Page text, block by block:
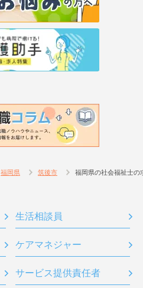
福岡県 筑後市 福岡県の社会福祉士の
生活相談員
ケアマネジャー
サービス提供責任者